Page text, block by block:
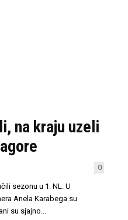
na kraju uzeli
0
sezonu u 1. NL. U
Anela Karabega su
2:2. Šibenčani su sjajno...